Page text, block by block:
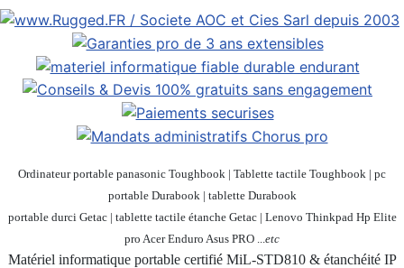
Ordinateur portable panasonic Toughbook | Tablette tactile Toughbook | pc
portable Durabook | tablette Durabook
portable durci Getac | tablette tactile étanche Getac | Lenovo Thinkpad Hp Elite
pro Acer Enduro Asus PRO ... etc
Matériel informatique portable certifié MiL-STD810 & étanchéité IP